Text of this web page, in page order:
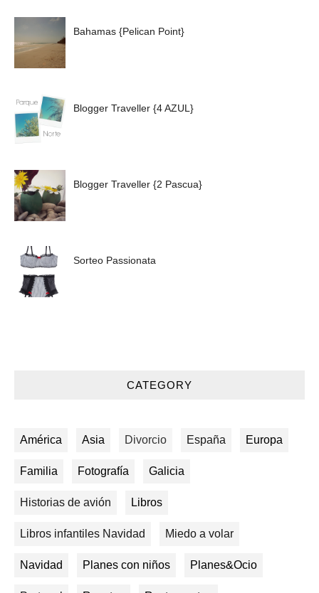
Bahamas {Pelican Point}
Blogger Traveller {4 AZUL}
Blogger Traveller {2 Pascua}
Sorteo Passionata
CATEGORY
América Asia Divorcio España Europa
Familia Fotografía Galicia
Historias de avión Libros
Libros infantiles Navidad Miedo a volar
Navidad Planes con niños Planes&Ocio